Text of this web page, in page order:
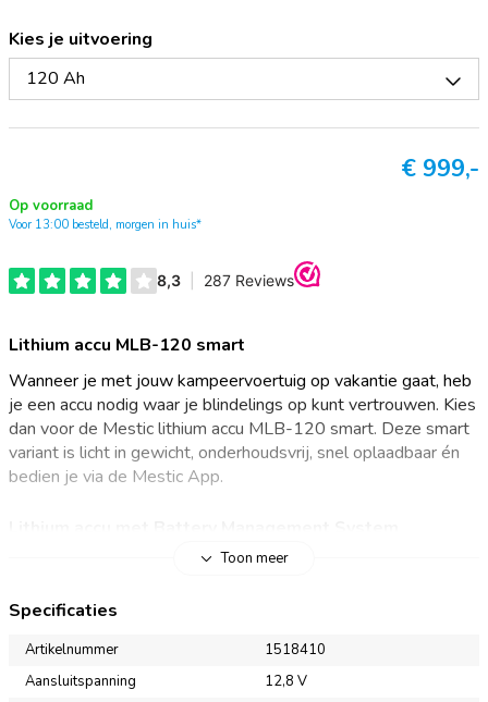
Kies je uitvoering
120 Ah
€ 999,-
Op voorraad
Voor 13:00 besteld, morgen in huis*
Lithium accu MLB-120 smart
Wanneer je met jouw kampeervoertuig op vakantie gaat, heb
je een accu nodig waar je blindelings op kunt vertrouwen. Kies
dan voor de Mestic lithium accu MLB-120 smart. Deze smart
variant is licht in gewicht, onderhoudsvrij, snel oplaadbaar én
bedien je via de Mestic App.
voor je caravan mover of om je elektronische
kampeerapparaten op te laden. Lithium accu’s beschikken over
een Battery Management System die alle vitale functies van
de accu regelt. Dit maakt ze extra veilig en beschermd tegen
Toon meer
Specificaties
Artikelnummer
1518410
Aansluitspanning
12,8 V